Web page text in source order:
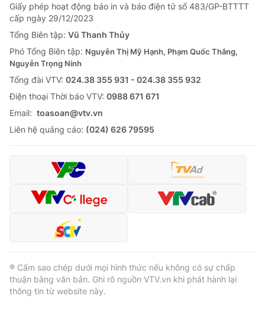
Giấy phép hoạt động báo in và báo điện tử số 483/GP-BTTTT
cấp ngày 29/12/2023
Tổng Biên tập: Vũ Thanh Thủy
Phó Tổng Biên tập: Nguyễn Thị Mỹ Hạnh, Phạm Quốc Thắng,
Nguyễn Trọng Ninh
Tổng đài VTV: 024.38 355 931 - 024.38 355 932
Ðiện thoại Thời báo VTV: 0988 671 671
Email: toasoan@vtv.vn
Liên hệ quảng cáo: (024) 626 79595
® Cấm sao chép dưới mọi hình thức nếu không có sự chấp
thuận bằng văn bản. Ghi rõ nguồn VTV.vn khi phát hành lại
thông tin từ website này.